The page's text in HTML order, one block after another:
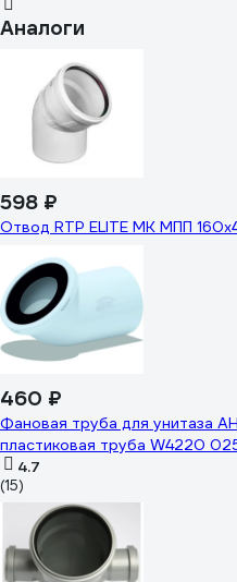
Аналоги
598 ₽
Отвод RTP ELITE МК МПП
460 ₽
Фановая труба для унитаза
пластиковая труба W4220
4.7
(15)